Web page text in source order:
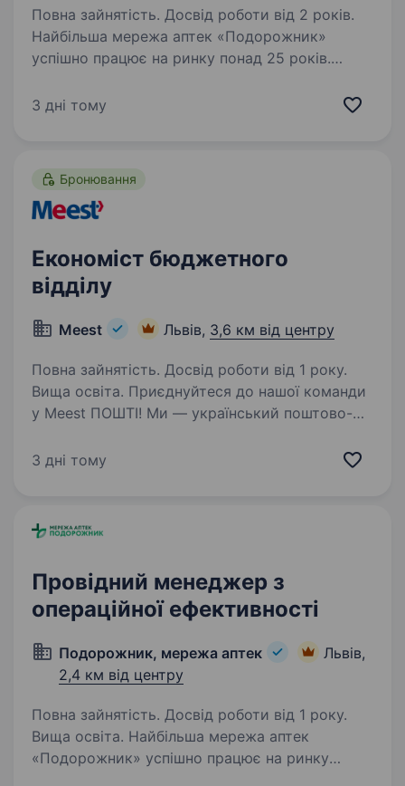
Повна зайнятість. Досвід роботи від 2 років.
Найбільша мережа аптек «Подорожник»
успішно працює на ринку понад 25 років.
працівників у всіх регіонах України. У зв’язку
3 дні тому
Бронювання
Економіст бюджетного
відділу
Meest Львів, 3,6 км від центру
Повна зайнятість. Досвід роботи від 1 року.
Вища освіта. Приєднуйтеся до нашої команди
у Meest ПОШТІ! Ми — український поштово-
доставку посилок, документів та вантажів
3 дні тому
Провідний менеджер з
операційної ефективності
Подорожник, мережа аптек
Львів,
2,4 км від центру
Повна зайнятість. Досвід роботи від 1 року.
Вища освіта. Найбільша мережа аптек
«Подорожник» успішно працює на ринку